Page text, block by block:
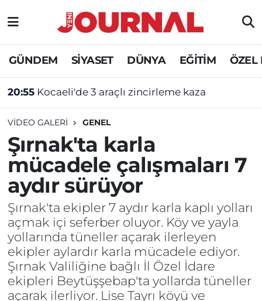
GÜNDEM SİYASET DÜNYA EĞİTİM ÖZEL
20:55 Kocaeli'de 3 araçlı zincirleme kaza
VIDEO GALERI GENEL
Şırnak'ta karla
mücadele çalışmaları 7
aydır sürüyor
Şırnak'ta ekipler 7 aydır karla kaplı yolları
açmak içi seferber oluyor. Köy ve yayla
yollarında tüneller açarak ilerleyen
ekipler aylardır karla mücadele ediyor.
Şırnak Valiliğine bağlı İl Özel İdare
ekipleri Beytüşşebap'ta yollarda tüneller
açarak ilerliyor. Lise Tayrı köyü ve
GÜNDEM
SİYASET
DÜNYA
EĞİTİM
ÖZEL HABER
Nöbetçi Eczaneler
Hava Durumu
Süper Lig Puan Durumu ve Fikstür
Tüm Manşetler
Son Dakika Haberleri
Haber Arşivi